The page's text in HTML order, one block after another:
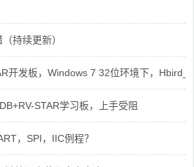
持续更新）
开发板，Windows 7 32位环境下，
STAR学习板，上手受阻
，SPI，IIC例程？